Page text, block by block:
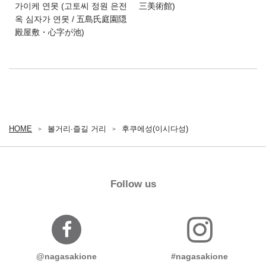
가이케 연못 (고토씨 정원 은전
옥 심자가 연못 / 五島氏庭園隠
殿屋敷・心字が池)
三美術館)
HOME 볼거리∙즐길 거리 후쿠에성(이시다성)
Follow us
@nagasakione #nagasakione